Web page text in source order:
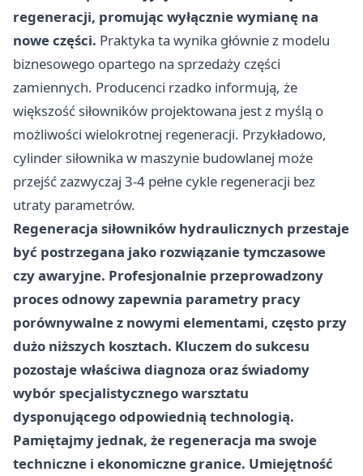
regeneracji, promując wyłącznie wymianę na
nowe części. Praktyka ta wynika głównie z modelu
biznesowego opartego na sprzedaży części
zamiennych. Producenci rzadko informują, że
większość siłowników projektowana jest z myślą o
możliwości wielokrotnej regeneracji. Przykładowo,
cylinder siłownika w maszynie budowlanej może
przejść zazwyczaj 3-4 pełne cykle regeneracji bez
utraty parametrów.
Regeneracja siłowników hydraulicznych przestaje
być postrzegana jako rozwiązanie tymczasowe
czy awaryjne. Profesjonalnie przeprowadzony
proces odnowy zapewnia parametry pracy
porównywalne z nowymi elementami, często przy
dużo niższych kosztach. Kluczem do sukcesu
pozostaje właściwa diagnoza oraz świadomy
wybór specjalistycznego warsztatu
dysponującego odpowiednią technologią.
Pamiętajmy jednak, że regeneracja ma swoje
techniczne i ekonomiczne granice. Umiejętność